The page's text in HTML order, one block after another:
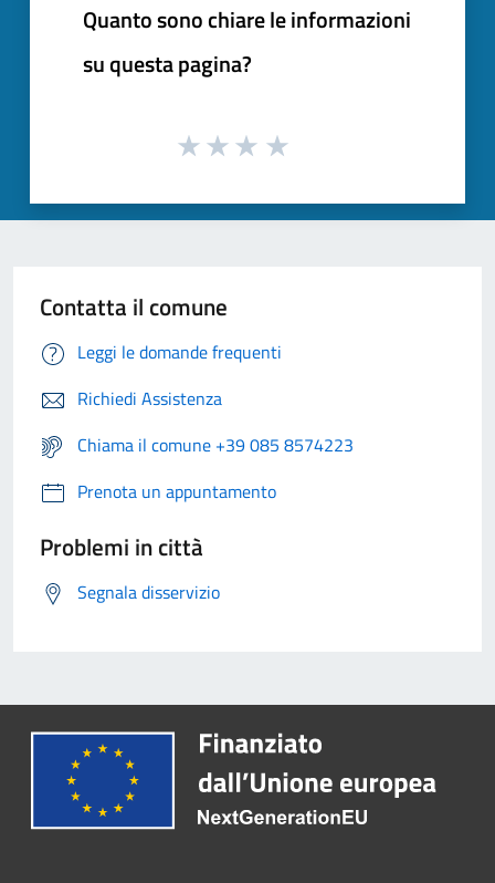
Quanto sono chiare le informazioni
su questa pagina?
Contatta il comune
Leggi le domande frequenti
Richiedi Assistenza
Chiama il comune +39 085 8574223
Prenota un appuntamento
Problemi in città
Segnala disservizio